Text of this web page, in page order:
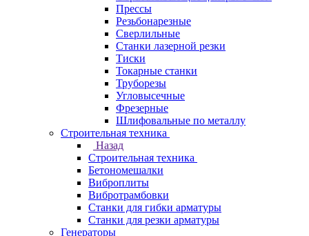
Прессы
Резьбонарезные
Сверлильные
Станки лазерной резки
Тиски
Токарные станки
Труборезы
Угловысечные
Фрезерные
Шлифовальные по металлу
Строительная техника
Назад
Строительная техника
Бетономешалки
Виброплиты
Вибротрамбовки
Станки для гибки арматуры
Станки для резки арматуры
Генераторы